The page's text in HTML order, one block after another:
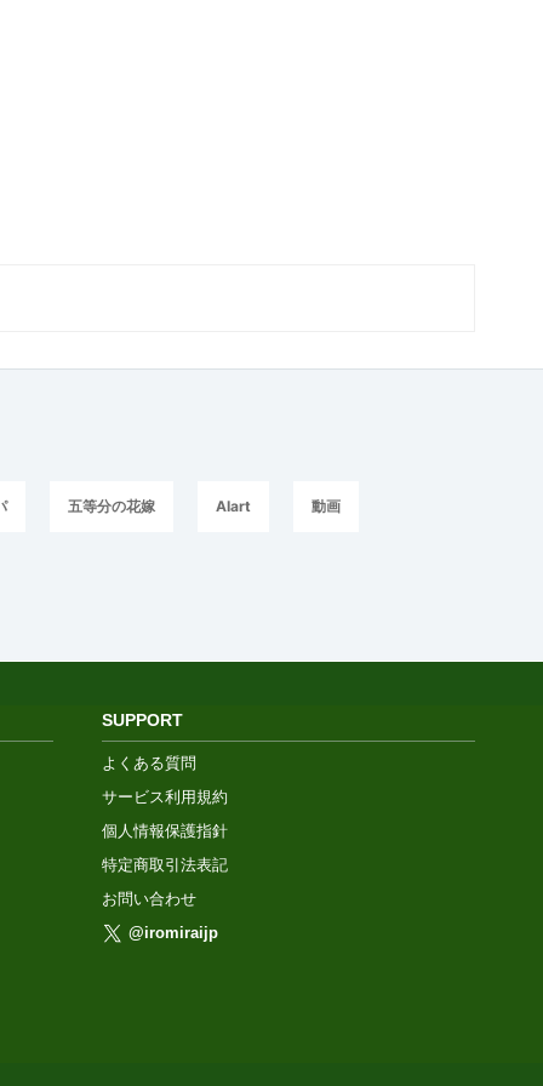
五等分の花嫁 AIart 動画
SUPPORT
よくある質問
サービス利用規約
個人情報保護指針
特定商取引法表記
お問い合わせ
@iromiraijp